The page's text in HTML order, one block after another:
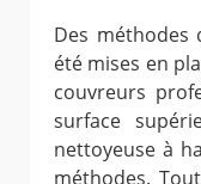
Des
été mises en
couvreurs
surface
nettoyeuse à
méthodes.